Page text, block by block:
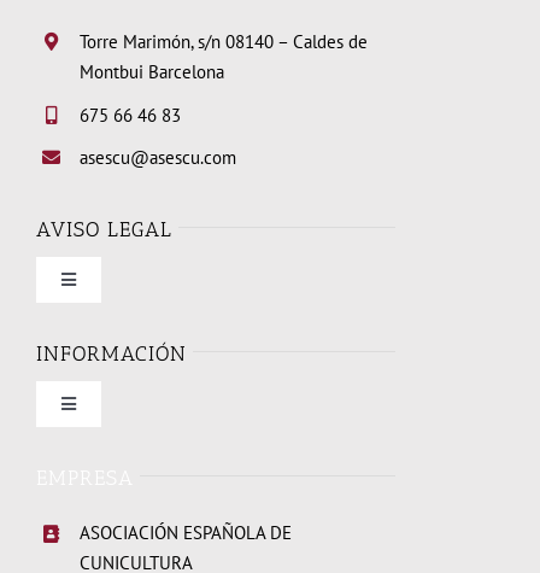
Torre Marimón, s/n 08140 – Caldes de
Montbui Barcelona
675 66 46 83
asescu@asescu.com
AVISO LEGAL
Toggle
Condiciones de uso
INFORMACIÓN
Toggle
Elecciones Junta Directiva 2026
ASOCIACIÓN ESPAÑOLA DE
CUNICULTURA